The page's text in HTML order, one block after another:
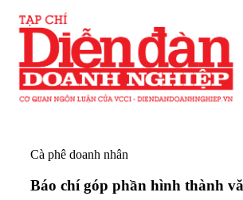
Cà phê doanh nhân
Báo chí góp phần hình thành